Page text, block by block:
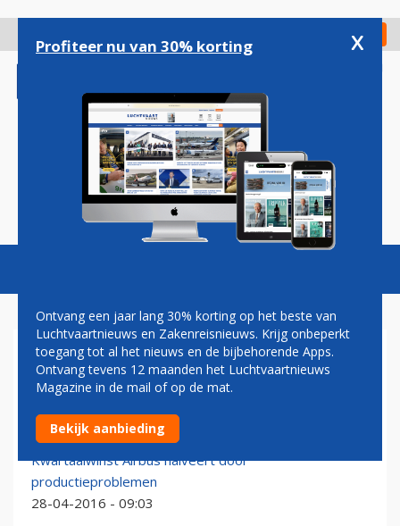
gaan
Check in
Magazine Podcasts Vacatures
PRODUCTIEPROBLEMEN
Motorbouwers produceren meer, maar zorgen blijven
24-01-2023 - 14:23
Kwartaalwinst Airbus halveert door
productieproblemen
28-04-2016 - 09:03
Profiteer nu van 30% korting x
Ontvang een jaar lang 30% korting op het beste van
Luchtvaartnieuws en Zakenreisnieuws. Krijg onbeperkt
toegang tot al het nieuws en de bijbehorende Apps.
Ontvang tevens 12 maanden het Luchtvaartnieuws
Magazine in de mail of op de mat.
Bekijk aanbieding